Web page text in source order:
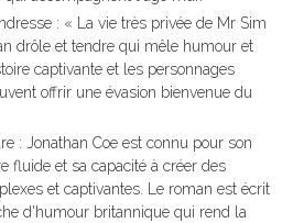
: « La vie très privée de Mr Sim
drôle et tendre qui mêle humour et
captivante et les personnages
offrir une évasion bienvenue du
: Jonathan Coe est connu pour son
fluide et sa capacité à créer des
et captivantes. Le roman est écrit
d'humour britannique qui rend la